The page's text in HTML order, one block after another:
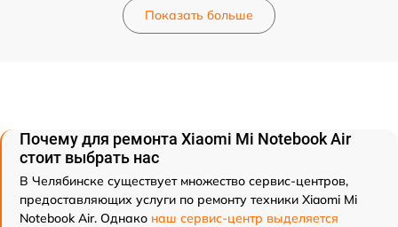
Показать больше
Почему для ремонта Xiaomi Mi Notebook Air
стоит выбрать нас
В Челябинске существует множество сервис-центров,
предоставляющих услуги по ремонту техники Xiaomi Mi
Notebook Air. Однако наш сервис-центр выделяется